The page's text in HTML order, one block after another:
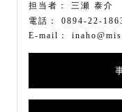
担当者： 三瀬 泰介
電話： 0894-22-
E-mail：